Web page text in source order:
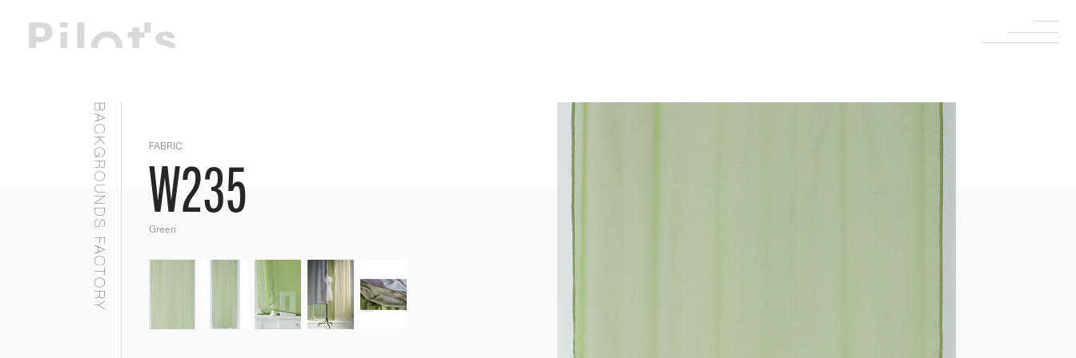
BACKGROUNDS FACTORY FABRIC
W235
Green